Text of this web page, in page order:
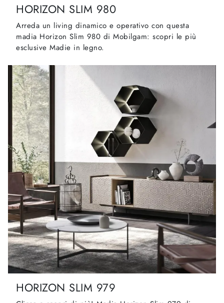
HORIZON SLIM 980
Arreda un living dinamico e operativo con questa
madia Horizon Slim 980 di Mobilgam: scopri le più
esclusive Madie in legno.
HORIZON SLIM 979